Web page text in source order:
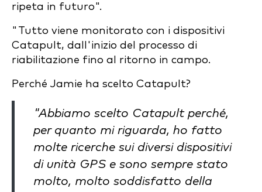
ripeta in futuro".
"Tutto viene monitorato con i dispositivi
Catapult, dall'inizio del processo di
riabilitazione fino al ritorno in campo.
Perché Jamie ha scelto Catapult?
"Abbiamo scelto Catapult perché,
per quanto mi riguarda, ho fatto
molte ricerche sui diversi dispositivi
di unità GPS e sono sempre stato
molto, molto soddisfatto della